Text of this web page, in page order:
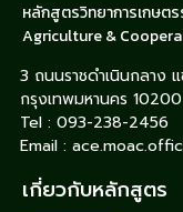
หลักสูตรวิทยาการเกษต
Agriculture &
3 ถนนราชดำเนินกลาง
กรุงเทพมหานคร 10200
Tel : 093-238-2456
Email :
เกี่ยวกับหลักสูตร